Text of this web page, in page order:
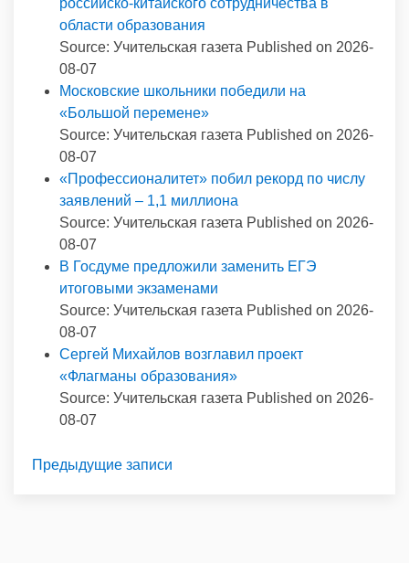
российско-китайского сотрудничества в
области образования
Source: Учительская газета Published on 2026-
08-07
Московские школьники победили на
«Большой перемене»
Source: Учительская газета Published on 2026-
08-07
«Профессионалитет» побил рекорд по числу
заявлений – 1,1 миллиона
Source: Учительская газета Published on 2026-
08-07
В Госдуме предложили заменить ЕГЭ
итоговыми экзаменами
Source: Учительская газета Published on 2026-
08-07
Сергей Михайлов возглавил проект
«Флагманы образования»
Source: Учительская газета Published on 2026-
08-07
Предыдущие записи